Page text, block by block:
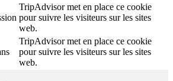
TripAdvisor met en place ce cookie
pour suivre les visiteurs sur les sites
web.
TripAdvisor met en place ce cookie
pour suivre les visiteurs sur les sites
web.